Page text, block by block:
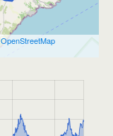
OpenStreetMap